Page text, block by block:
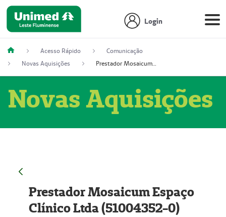
Login
Acesso Rápido
Comunicação
Novas Aquisições
Prestador Mosaicum Espaço Clínico Ltda (51004352-0)
Novas Aquisições
Prestador Mosaicum Espaço
Clínico Ltda (51004352-0)